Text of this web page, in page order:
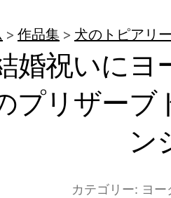
作品集 犬のトピアリー
婚祝いにヨ
プリザーブ
ン
カテゴリー: ヨ